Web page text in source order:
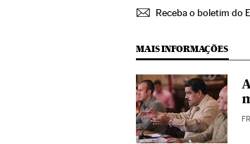
Receba o boletim do
MAIS INFORMAÇÕES